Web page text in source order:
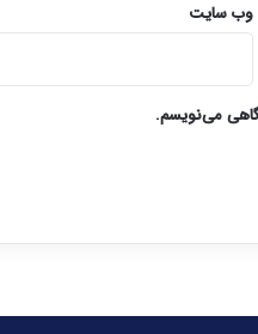
وب‌ سایت
می‌نویسم.